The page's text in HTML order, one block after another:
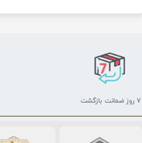
۷ روز ضمانت بازگشت